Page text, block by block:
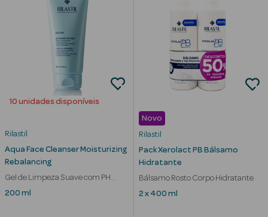
Água Micelar
Solares
Máscaras
Faciais
Lábios
10 unidades disponíveis
Rilastil
Aqua Face Cleanser Moisturizing
Rebalancing
Gel de Limpeza Suave com PH
fisiológico
200 ml
Novo
Rilastil
Pack Xerolact PB Bálsamo
Hidratante
Bálsamo Rosto Corpo Hidratante
2 x 400 ml